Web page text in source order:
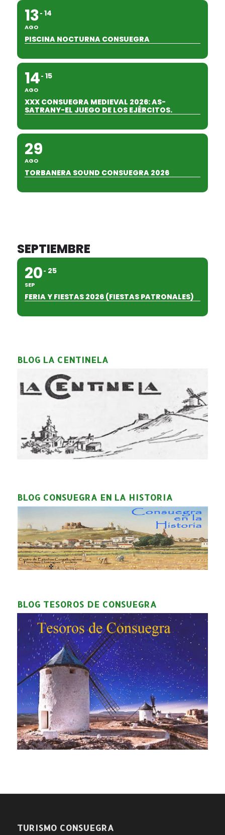
13
AGO
14
PISCINA NOCTURNA CONSUEGRA
14
AGO
15
XXX CONSUEGRA MEDIEVAL 2026: AS-
SATRANY-EL JUEGO DE LOS EJÉRCITOS.
29
AGO
TORBANERA SOUND CONSUEGRA 2026
SEPTIEMBRE
20
SEP
25
FERIA Y FIESTAS 2026 (FIESTAS PATRONALES)
BLOG LA CENTINELA
BLOG CONSUEGRA EN LA HISTORIA
BLOG TESOROS DE CONSUEGRA
TURISMO CONSUEGRA